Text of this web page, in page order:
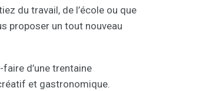
du travail, de l’école ou que
proposer un tout nouveau
d’une trentaine
et gastronomique.